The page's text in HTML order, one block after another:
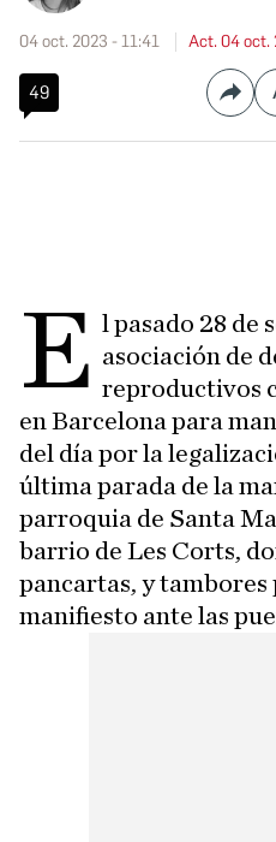
04 oct. 2023 - 11:41 Act. 04 oct.
49
E l pasado 28 de
asociación de
reproductivos
en Barcelona para
del día por la
última parada de la
parroquia de Santa
barrio de Les Corts,
pancartas, y tambores
manifiesto ante las